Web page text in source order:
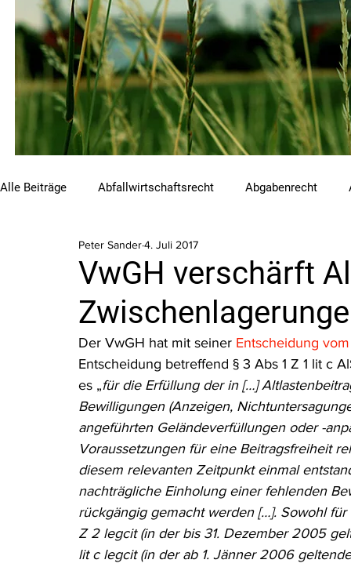
Alle Beiträge Abfallwirtschaftsrecht Abgabenrecht
Beihilfen und Förderungen
Luftreinhalterecht Naturschutzrecht
(Umwelt-)Strafrecht
Verfahrensrecht Verkehr- und
Wasserrecht RDU Umwelt-Ausgabe Erdgas
VwGH verschärft
Peter Sander4. Juli 2017
Der VwGH hat mit seiner Entscheidung
Entscheidung betreffend § 3 Abs 1 Z 1 lit c
es „für die Erfüllung der in […]
Bewilligungen (Anzeigen,
angeführten Geländeverfüllungen oder -
Voraussetzungen für eine Beitragsfreiheit
diesem relevanten Zeitpunkt einmal
nachträgliche Einholung einer fehlenden
rückgängig gemacht werden […]. Sowohl
Z 2 legcit (in der bis 31. Dezember 2005
lit c legcit (in der ab 1. Jänner 2006